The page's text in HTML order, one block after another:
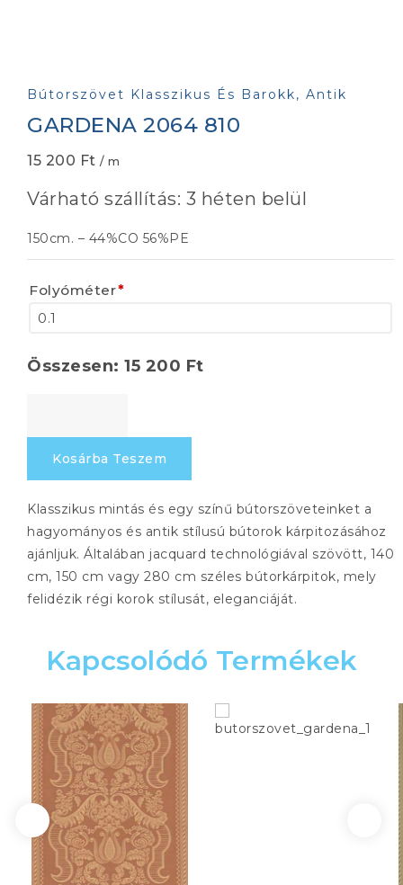
Bútorszövet Klasszikus És Barokk, Antik
GARDENA 2064 810
15 200 Ft / m
Várható szállítás: 3 héten belül
150cm. – 44%CO 56%PE
Folyóméter*
Összesen: 15 200 Ft
Kosárba Teszem
Klasszikus mintás és egy színű bútorszöveteinket a
hagyományos és antik stílusú bútorok kárpitozásához
ajánljuk. Általában jacquard technológiával szövött, 140
cm, 150 cm vagy 280 cm széles bútorkárpitok, mely
felidézik régi korok stílusát, eleganciáját.
Kapcsolódó Termékek